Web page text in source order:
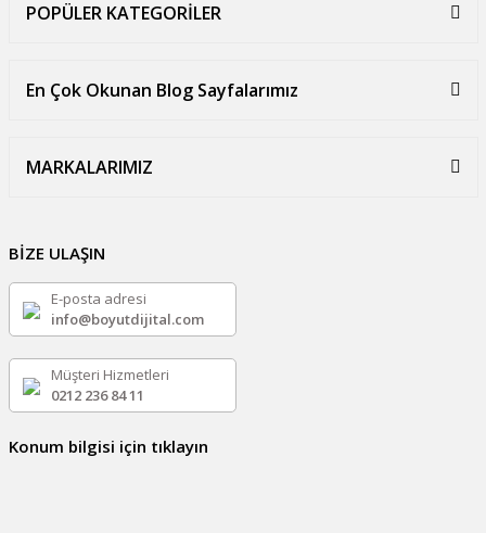
POPÜLER KATEGORİLER
En Çok Okunan Blog Sayfalarımız
MARKALARIMIZ
BİZE ULAŞIN
E-posta adresi
info@boyutdijital.com
Müşteri Hizmetleri
0212 236 84 11
Konum bilgisi için tıklayın